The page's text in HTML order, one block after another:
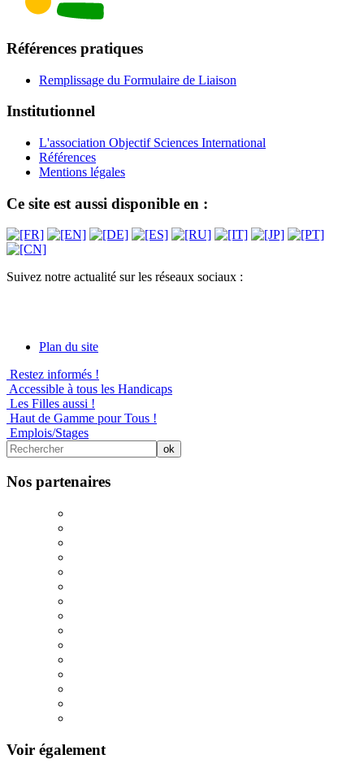
Références pratiques
Remplissage du Formulaire de Liaison
Institutionnel
L'association Objectif Sciences International
Références
Mentions légales
Ce site est aussi disponible en :
Suivez notre actualité sur les réseaux sociaux :
Plan du site
Restez informés !
Accessible à tous les Handicaps
Les Filles aussi !
Haut de Gamme pour Tous !
Emplois/Stages
Nos partenaires
Voir également